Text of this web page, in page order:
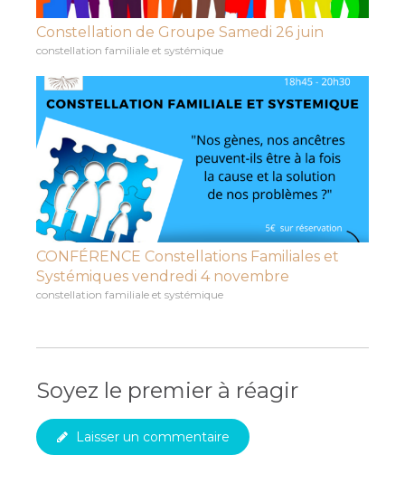
Constellation de Groupe Samedi 26 juin
constellation familiale et systémique
CONFÉRENCE Constellations Familiales et
Systémiques vendredi 4 novembre
constellation familiale et systémique
Soyez le premier à réagir
Laisser un commentaire